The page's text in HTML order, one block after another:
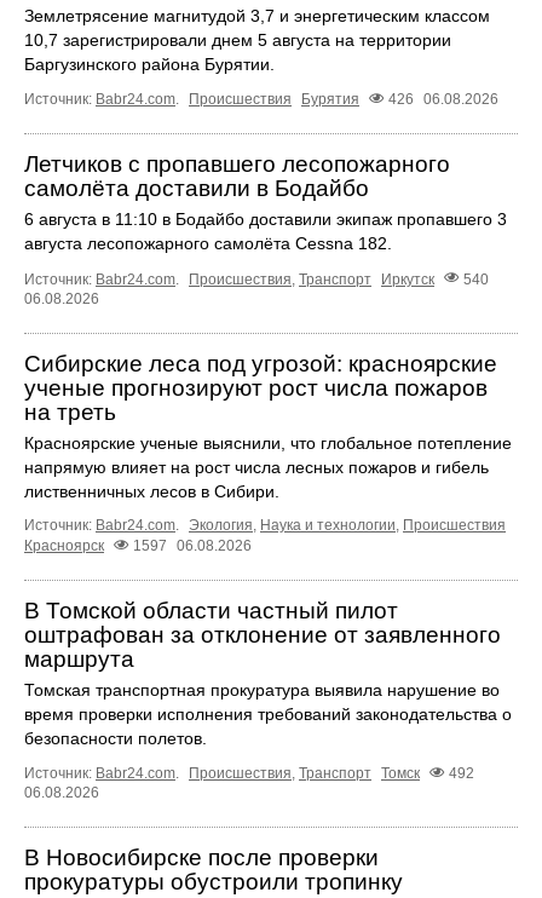
Землетрясение магнитудой 3,7 и энергетическим классом
10,7 зарегистрировали днем 5 августа на территории
Баргузинского района Бурятии.
Источник: Babr24.com. Происшествия Бурятия 426 06.08.2026
Летчиков с пропавшего лесопожарного
самолёта доставили в Бодайбо
6 августа в 11:10 в Бодайбо доставили экипаж пропавшего 3
августа лесопожарного самолёта Cessna 182.
Источник: Babr24.com Происшествия Транспорт Иркутск
540
06.08.2026
Сибирские леса под угрозой: красноярские
ученые прогнозируют рост числа пожаров
на треть
Красноярские ученые выяснили, что глобальное потепление
напрямую влияет на рост числа лесных пожаров и гибель
лиственничных лесов в Сибири.
Источник: Babr24.com Экология Наука и технологии Происшествия
Красноярск
1597 06.08.2026
В Томской области частный пилот
оштрафован за отклонение от заявленного
маршрута
Томская транспортная прокуратура выявила нарушение во
время проверки исполнения требований законодательства о
безопасности полетов.
Источник: Babr24.com. Происшествия, Транспорт Томск
492
06.08.2026
В Новосибирске после проверки
прокуратуры обустроили тропинку